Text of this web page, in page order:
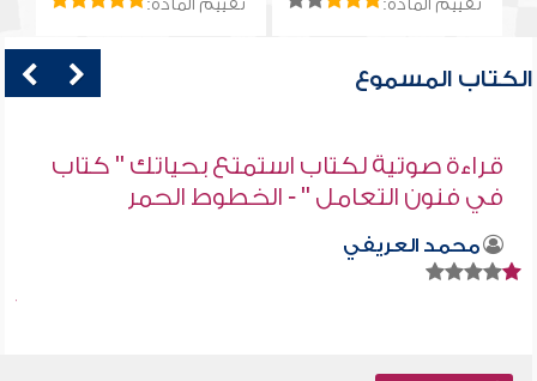
تقييم المادة: تقييم المادة:
الكتاب المسموع
قراءة صوتية لكتاب استمتع بحياتك " كتاب
في فنون التعامل " - الخطوط الحمر
محمد العريفي